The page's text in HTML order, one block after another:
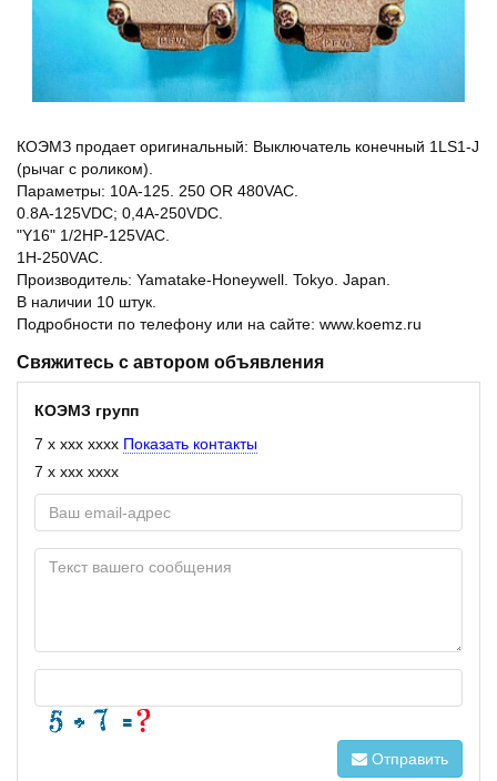
КОЭМЗ продает оригинальный: Выключатель конечный 1LS1-J
(рычаг с роликом).
Параметры: 10А-125. 250 OR 480VAC.
0.8A-125VDC; 0,4А-250VDC.
"Y16" 1/2НР-125VAC.
1H-250VAC.
Производитель: Yamatake-Honeywell. Tokyo. Japan.
В наличии 10 штук.
Подробности по телефону или на сайте: www.koemz.ru
Свяжитесь с автором объявления
КОЭМЗ групп
7 x xxx xxxx Показать контакты
7 x xxx xxxx
Отправить